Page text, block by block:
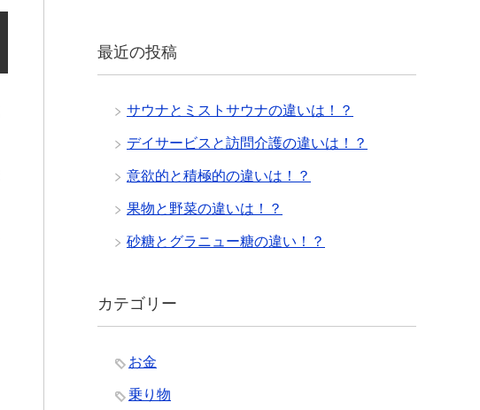
最近の投稿
サウナとミストサウナの違いは！？
デイサービスと訪問介護の違いは！？
意欲的と積極的の違いは！？
果物と野菜の違いは！？
砂糖とグラニュー糖の違い！？
カテゴリー
お金
乗り物